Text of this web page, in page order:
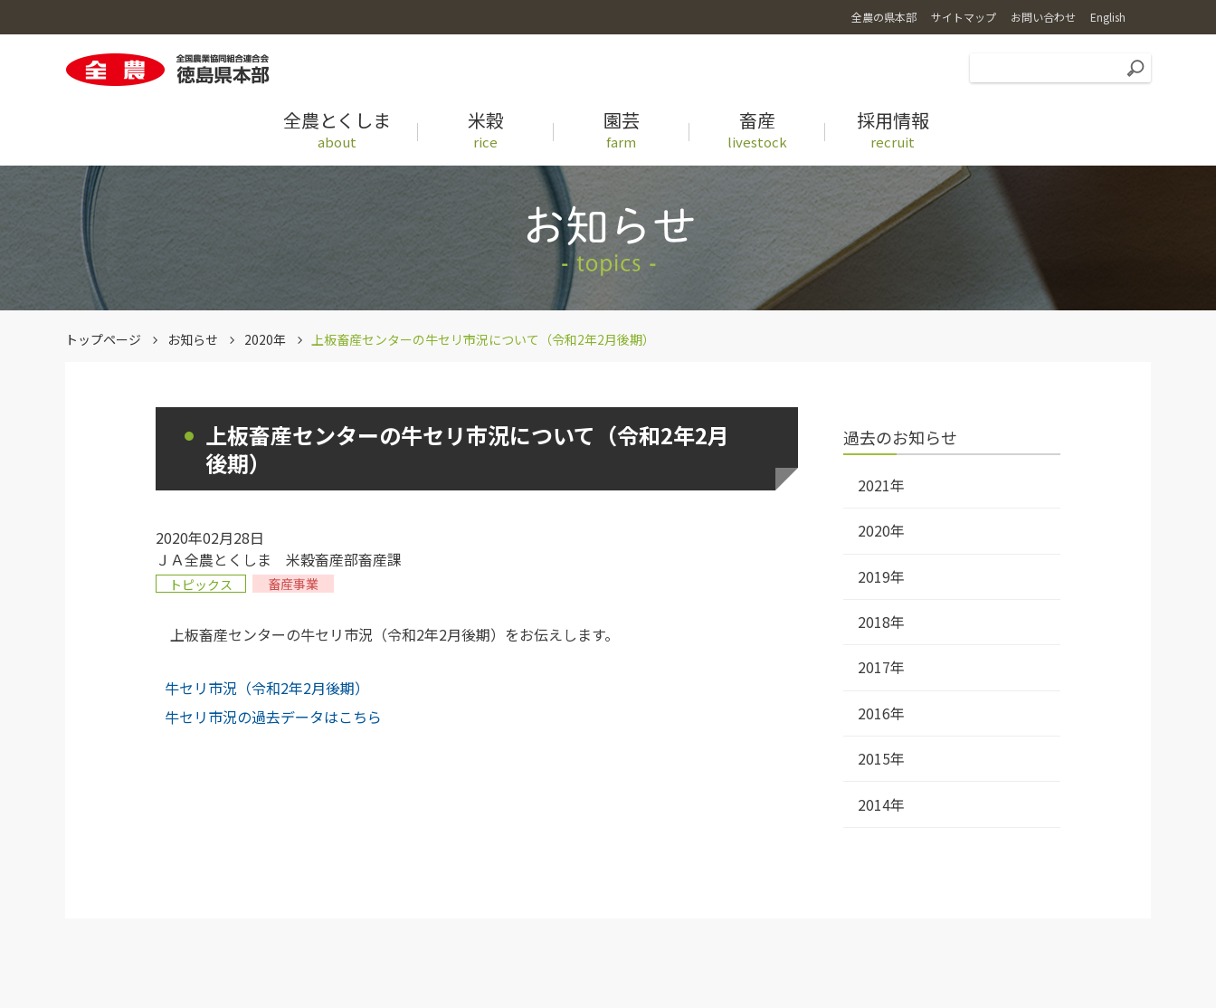
全農の県本部 サイトマップ お問い合わせ English
全農とくしま
about
米穀
rice
園芸
farm
畜産
livestock
採用情報
recruit
全農とくしまのトップへ
米穀のトップへ 徳島県産米の生育状況一覧 特別栽培米コシヒカリ乙姫米
園芸のトップへ 青果物出荷カレンダー
畜産のトップへ 牛セリ市況一覧
採用情報のトップへ 先輩職員の声
トップページ お知らせ 2020年 上板畜産センターの牛セリ市況について（令和2年2月後期）
上板畜産センターの牛セリ市況について（令和2年2月
後期）
2020年02月28日
ＪＡ全農とくしま 米穀畜産部畜産課
トピックス 畜産事業
上板畜産センターの牛セリ市況（令和2年2月後期）をお伝えします。
牛セリ市況（令和2年2月後期）
牛セリ市況の過去データはこちら
過去のお知らせ
2021年
2020年
2019年
2018年
2017年
2016年
2015年
2014年